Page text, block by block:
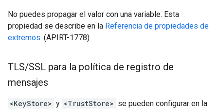
No puedes propagar el valor con una variable. Esta
propiedad se describe en la Referencia de propiedades de
extremos. (APIRT-1778)
TLS/SSL para la política de registro de
mensajes
<KeyStore> y <TrustStore> se pueden configurar en la